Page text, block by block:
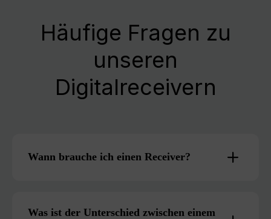
Häufige Fragen zu
unseren
Digitalreceivern
Wann brauche ich einen Receiver?
Was ist der Unterschied zwischen einem